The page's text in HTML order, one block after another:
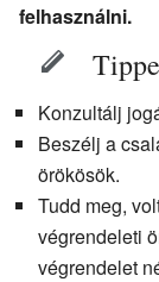
felhasználni.
Konzultálj
Beszélj a
örökösök.
Tudd meg,
végrendeleti
végrendelet